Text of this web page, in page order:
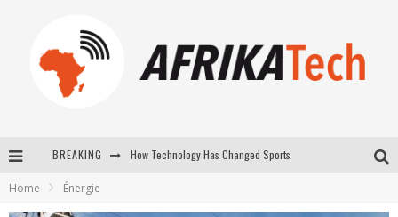
BREAKING How Technology Has Changed Sports
Home Énergie